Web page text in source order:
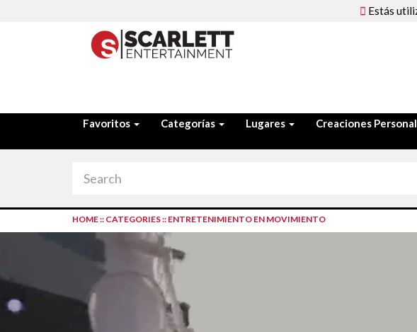
Estás
Favoritos Categorías Lugares Creaciones
HOME:: CATEGORIES:: ENTRETENIMIENTO EN MOVIMIENTO